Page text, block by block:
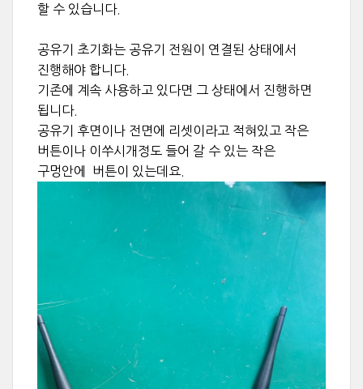
할 수 있습니다.
공유기 초기화는 공유기 전원이 연결된 상태에서
진행해야 합니다.
기존에 계속 사용하고 있다면 그 상태에서 진행하면
됩니다.
공유기 후면이나 전면에 리셋이라고 적혀있고 작은
버튼이나 이쑤시개정도 들어 갈 수 있는 작은
구멍안에 버튼이 있는데요.